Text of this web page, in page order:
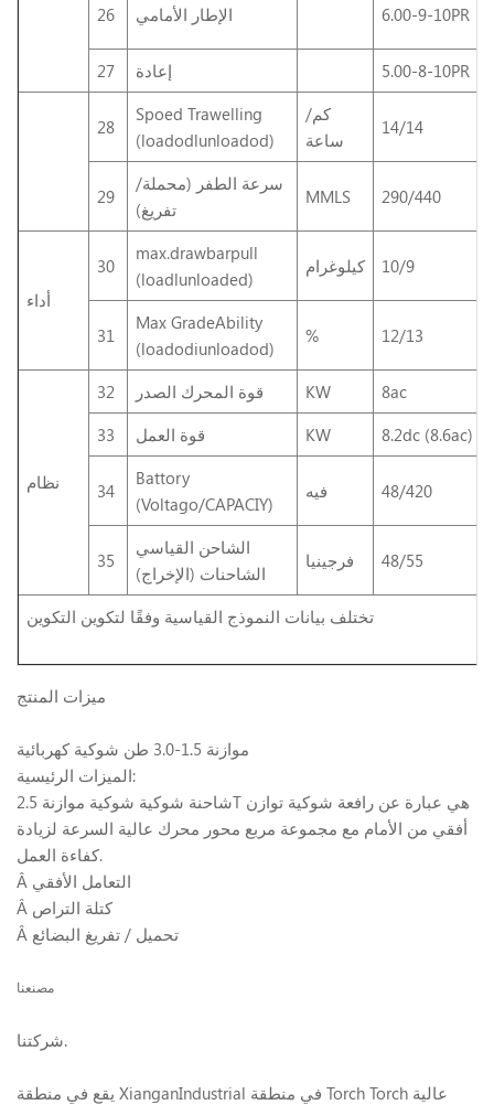
26 الإطار الأمامي 6.00-9-10PR
27 إعادة 5.00-8-10PR
28
Spoed Trawelling
(loadodlunloadod)
كم/
ساعة
14/14
29
سرعة الطفر (محملة/
تفريغ)
MMLS 290/440
أداء
30
max.drawbarpull
(loadlunloaded)
كيلوغرام 10/9
31
Max GradeAbility
(loadodiunloadod)
% 12/13
نظام
32 قوة المحرك الصدر KW 8ac
33
قوة العمل KW 8.2dc (8.6ac)
34
Battory
(Voltago/CAPACIY)
فيه 48/420
35
الشاحن القياسي
الشاحنات (الإخراج)
فرجينيا 48/55
تختلف بيانات النموذج القياسية وفقًا لتكوين التكوين
ميزات المنتج
موازنة 1.5-3.0 طن شوكية كهربائية
الميزات الرئيسية:
شاحنة شوكية شوكية موازنة 2.5T هي عبارة عن رافعة شوكية توازن
أفقي من الأمام مع مجموعة مربع محور محرك عالية السرعة لزيادة
كفاءة العمل.
Â التعامل الأفقي
Â كتلة التراص
Â تحميل / تفريغ البضائع
شركتنا.
يقع في منطقة XianganIndustrial في منطقة Torch Torch عالية